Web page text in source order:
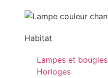
Habitat
Lampes et bougies
Horloges